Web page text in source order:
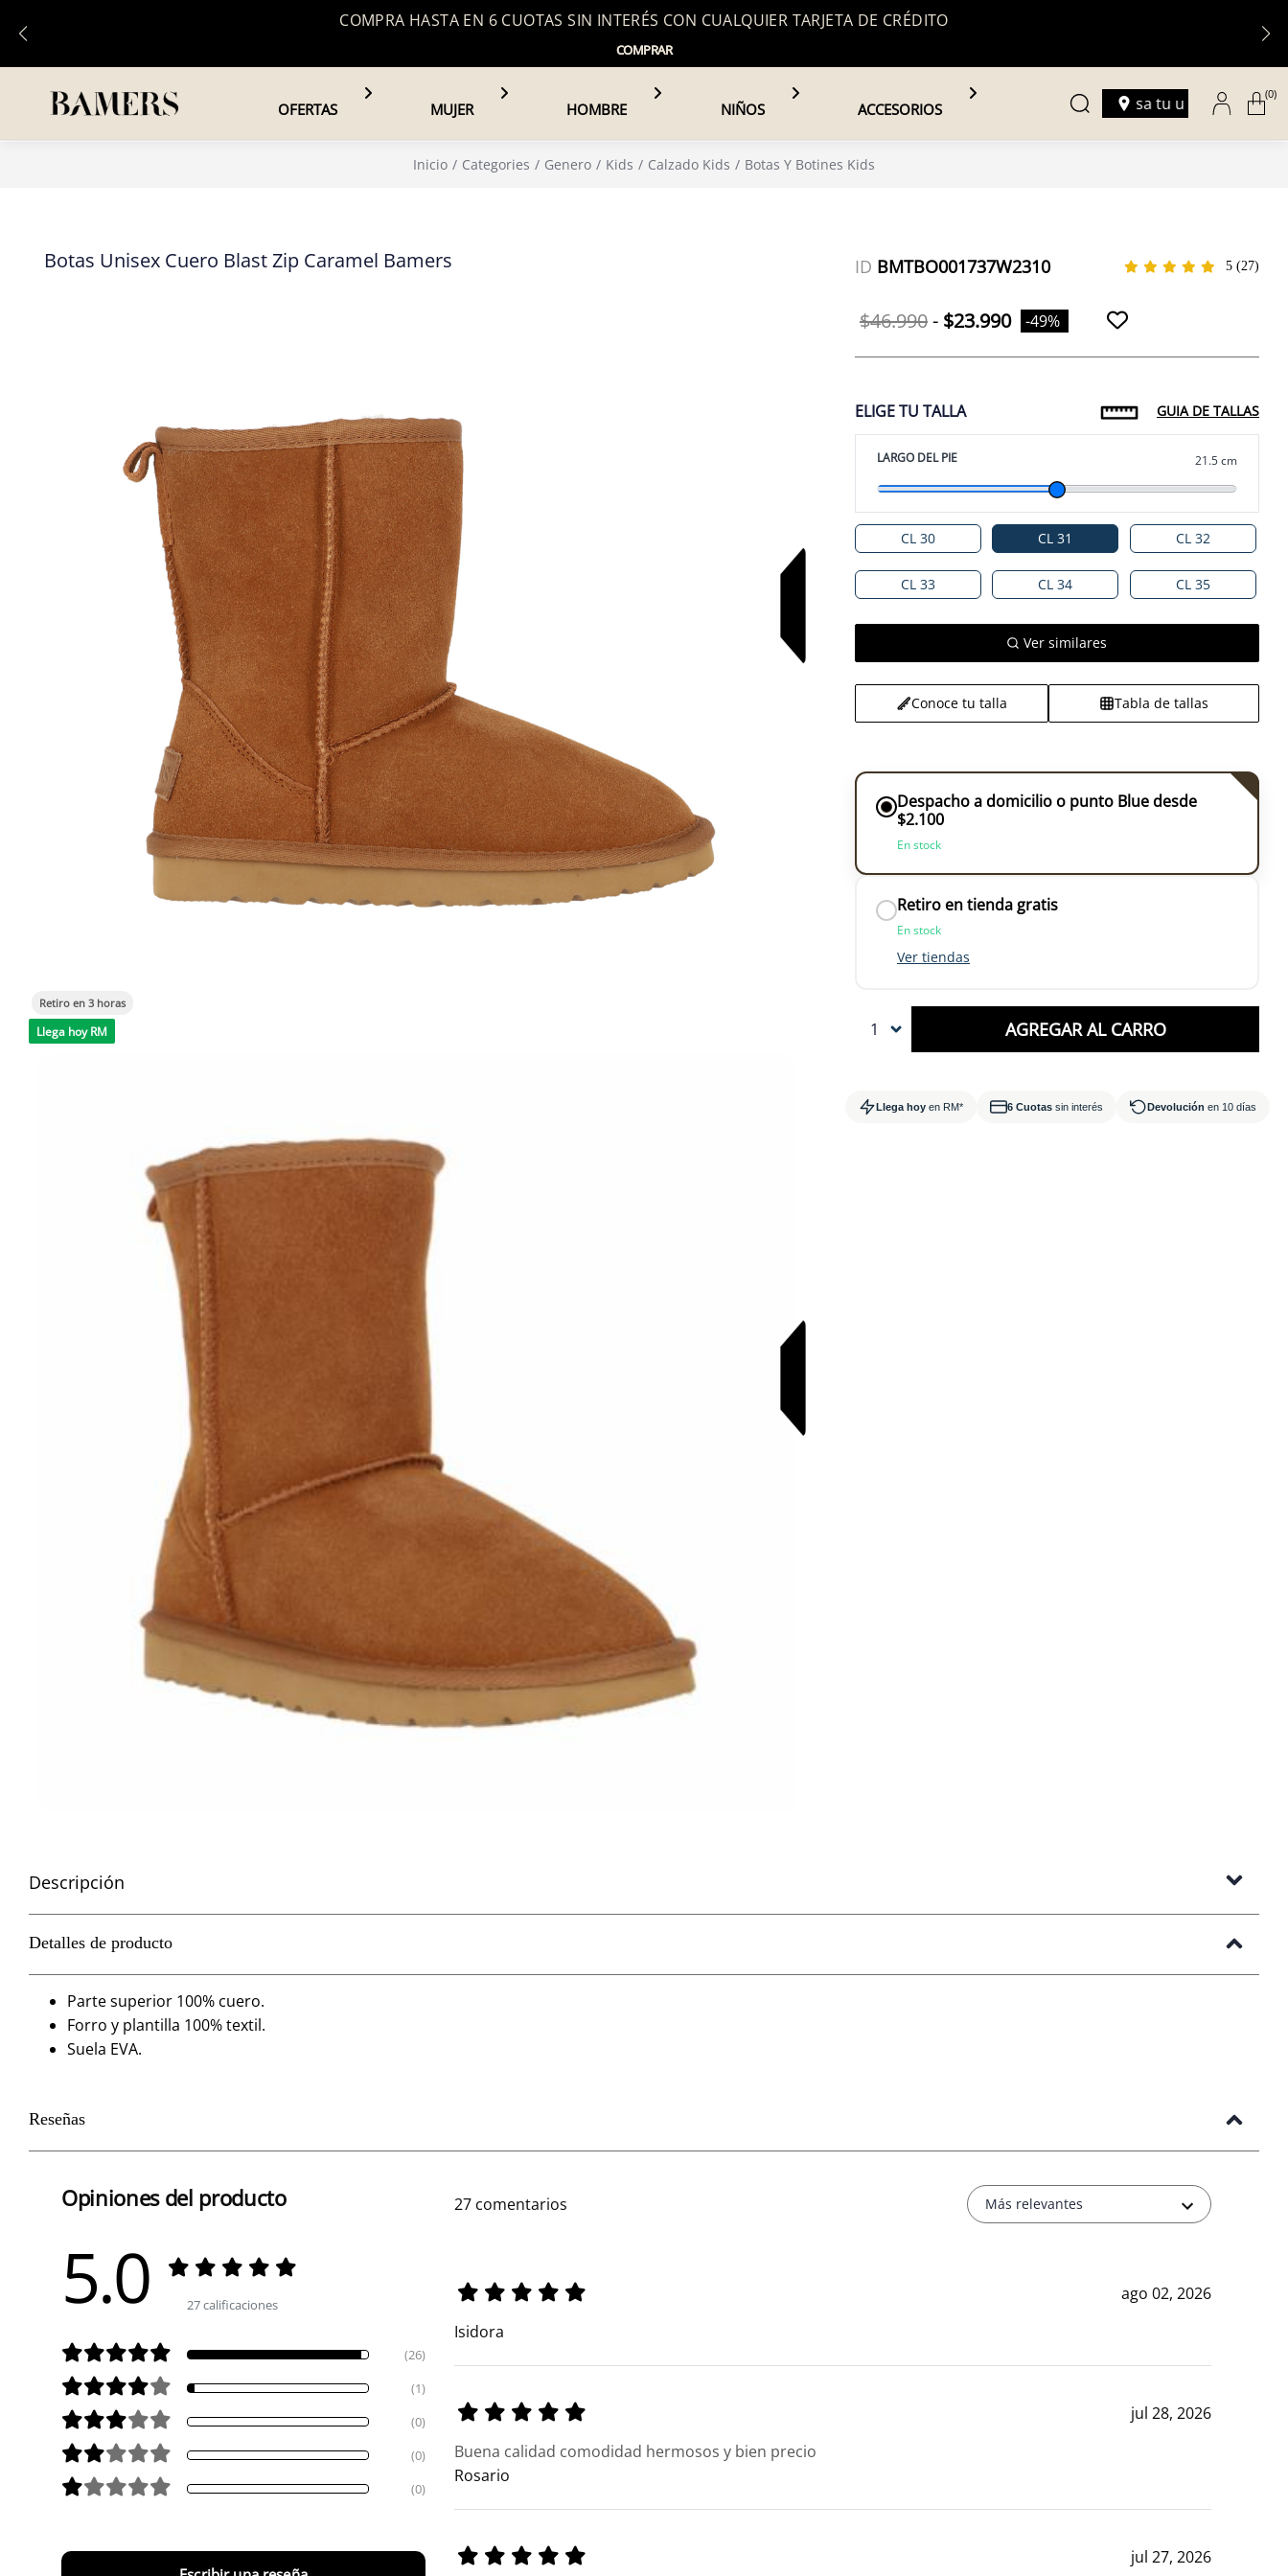
COMPRA HASTA EN 6 CUOTAS SIN INTERÉS CON CUALQUIER TARJETA DE CRÉDITO
COMPRAR
Ingresa tu ubicación (0)
OFERTAS MUJER HOMBRE NIÑOS ACCESORIOS
Inicio Categories Genero Kids Calzado Kids Botas Y Botines Kids
Botas Unisex Cuero Blast Zip Caramel Bamers
Retiro en 3 horas
Llega hoy RM Llega hoy RM
ID BMTBO001737W2310 5 (27)
$46.990- $23.990 -49%
ELIGE TU TALLA GUIA DE TALLAS
LARGO DEL PIE 21.5 cm
CL 30 CL 31 CL 32
CL 33 CL 34 CL 35
Ver similares
Conoce tu talla Tabla de tallas
Despacho a domicilio o punto Blue desde
$2.100
En stock
Retiro en tienda gratis
En stock
Ver tiendas
1 AGREGAR AL CARRO
Llega hoyen RM* 6 Cuotassin interés Devolución en 10 días
Descripción
Detalles de producto
Parte superior 100% cuero.
Forro y plantilla 100% textil.
Suela EVA.
Reseñas
Opiniones del producto
5.0 27 calificaciones
(26)
(1)
(0)
(0)
(0)
27 comentarios Más relevantes
ago 02, 2026
Isidora
jul 28, 2026
Buena calidad comodidad hermosos y bien precio
Rosario
jul 27, 2026